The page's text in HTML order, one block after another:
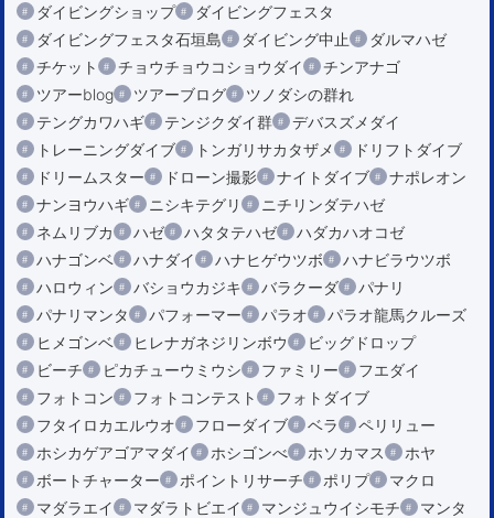
ダイビングショップ
ダイビングフェスタ
ダイビングフェスタ石垣島
ダイビング中止
ダルマハゼ
チケット
チョウチョウコショウダイ
チンアナゴ
ツアーblog
ツアーブログ
ツノダシの群れ
テングカワハギ
テンジクダイ群
デバスズメダイ
トレーニングダイブ
トンガリサカタザメ
ドリフトダイブ
ドリームスター
ドローン撮影 ナイトダイブ
ナポレオン
ナンヨウハギ
ニシキテグリ
ニチリンダテハゼ
ネムリブカ
ハゼ ハタタテハゼ
ハダカハオコゼ
ハナゴンベ
ハナダイ ハナヒゲウツボ
ハナビラウツボ
ハロウィン
バショウカジキ バラクーダ
パナリ
パナリマンタ
パフォーマー パラオ
パラオ龍馬クルーズ
ヒメゴンベ
ヒレナガネジリンボウ
ビッグドロップ
ビーチ
ピカチューウミウシ ファミリー
フエダイ
フォトコン
フォトコンテスト
フォトダイブ
フタイロカエルウオ
フローダイブ ベラ
ペリリュー
ホシカゲアゴアマダイ
ホシゴンべ ホソカマス
ホヤ
ボートチャーター
ポイントリサーチ ポリプ
マクロ
マダラエイ
マダラトビエイ マンジュウイシモチ
マンタ